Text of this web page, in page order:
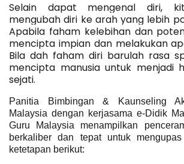
Selain dapat mengenal diri,
mengubah diri ke arah yang lebih
Apabila faham kelebihan dan
mencipta impian dan melakukan
Bila dah faham diri barulah rasa
mencipta manusia untuk menjadi
sejati.
Panitia Bimbingan & Kaunseling
Malaysia dengan kerjasama e-Didik
Guru Malaysia menampilkan
berkaliber dan tepat untuk
ketetapan berikut: